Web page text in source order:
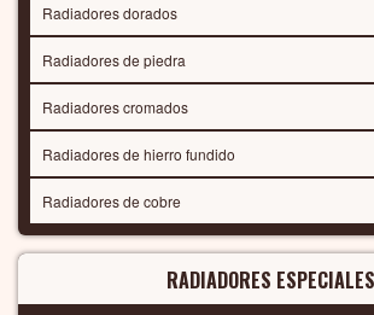
Radiadores dorados
Radiadores de piedra
Radiadores cromados
Radiadores de hierro fundido
Radiadores de cobre
RADIADORES ESPECIALES